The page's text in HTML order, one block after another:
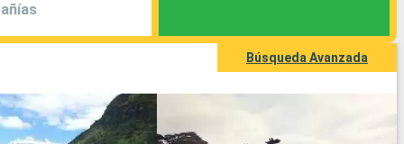
Búsqueda Avanzada